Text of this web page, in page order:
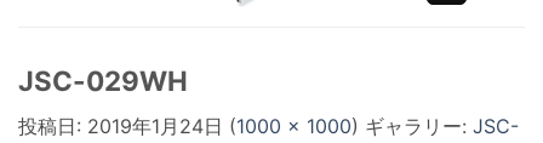
JSC-029WH
投稿日: 2019年1月24日 (1000 × 1000) ギャラリー: JSC-